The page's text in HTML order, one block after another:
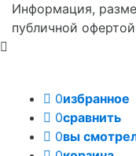
Информация,
публичной офертой
0избранное
0сравнить
0вы